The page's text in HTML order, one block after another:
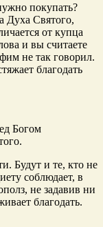
покупать?
Духа Святого,
от купца
и вы считаете
не так говорил.
благодать
Богом
Будут и те, кто не
соблюдает, в
не задавив ни
благодать.